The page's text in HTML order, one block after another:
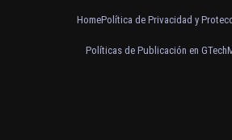
HomePolítica de Privacidad y
Políticas de Publicación en